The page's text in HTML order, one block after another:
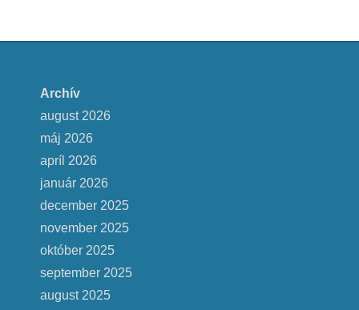
Archív
august 2026
máj 2026
apríl 2026
január 2026
december 2025
november 2025
október 2025
september 2025
august 2025